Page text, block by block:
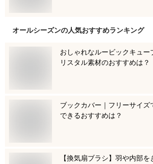
オールシーズンの人気おすすめランキング
おしゃれなルービックキュー
リスタル素材のおすすめは？
ブックカバー｜フリーサイズ
できるおすすめは？
【換気扇ブラシ】羽や内部